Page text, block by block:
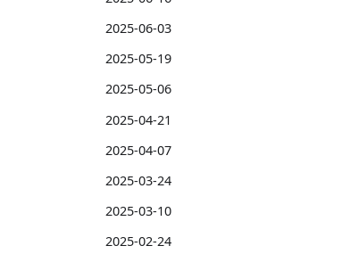
2025-06-03
2025-05-19
2025-05-06
2025-04-21
2025-04-07
2025-03-24
2025-03-10
2025-02-24